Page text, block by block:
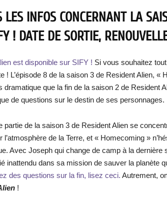
LES INFOS CONCERNANT LA
! DATE DE SORTIE,
est disponible sur SIFY ! Si vous souhaitez
! L’épisode 8 de la saison 3 de Resident Alien,
dramatique que la fin de la saison 2 de Resident
de questions sur le destin de ses personnages.
partie de la saison 3 de Resident Alien se
l’atmosphère de la Terre, et « Homecoming »
Avec Joseph qui change de camp à la
inattendu dans sa mission de sauver la planète
des questions sur la fin, lisez ceci. Autrement,
!